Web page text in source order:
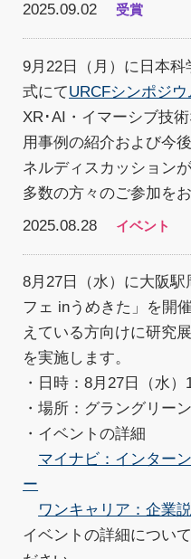
2025.09.02
受賞
9月22日（月）に日本
式にてURCFシンポジウ
XR･AI・イマーシブ技
用事例の紹介および今
ネルディスカッション
多数の方々のご参加を
2025.08.28
イベント
8月27日（水）に大阪
フェ inうめきた」を開
えている方向けに研究
を実施します。
・日時：8月27日（水
・場所：グラングリー
・イベントの詳細
マイナビ：インター
ー
ワンキャリア：企業
イベントの詳細につい